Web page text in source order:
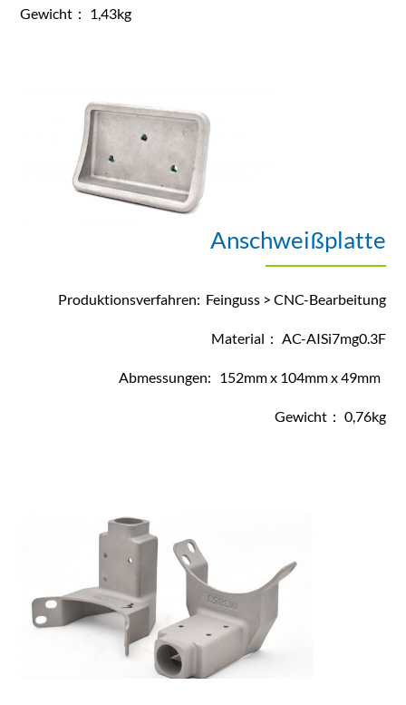
Gewicht： 1,43kg
Anschweißplatte
Produktionsverfahren: Feinguss > CNC-Bearbeitung
Material： AC-AISi7mg0.3F
Abmessungen: 152mm x 104mm x 49mm
Gewicht： 0,76kg